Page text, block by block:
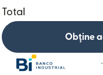
Total
Obține